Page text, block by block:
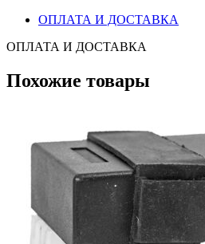
ОПЛАТА И ДОСТАВКА
ОПЛАТА И ДОСТАВКА
Похожие товары